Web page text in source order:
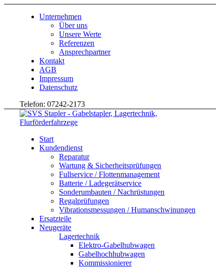
Unternehmen
Über uns
Unsere Werte
Referenzen
Ansprechpartner
Kontakt
AGB
Impressum
Datenschutz
Telefon: 07242-2173
Start
Kundendienst
Reparatur
Wartung & Sicherheitsprüfungen
Fullservice / Flottenmanagement
Batterie / Ladegerätservice
Sonderumbauten / Nachrüstungen
Regalprüfungen
Vibrationsmessungen / Humanschwinungen
Ersatzteile
Neugeräte
Lagertechnik
Elektro-Gabelhubwagen
Gabelhochhubwagen
Kommissionierer